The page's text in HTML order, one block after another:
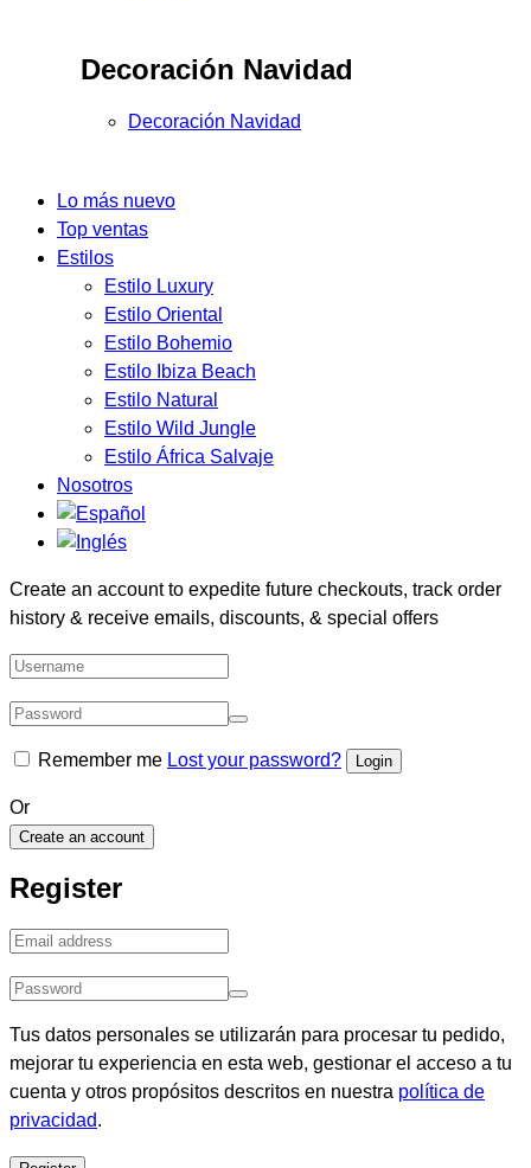
Decoración Navidad
Decoración Navidad
Lo más nuevo
Top ventas
Estilos
Estilo Luxury
Estilo Oriental
Estilo Bohemio
Estilo Ibiza Beach
Estilo Natural
Estilo Wild Jungle
Estilo África Salvaje
Nosotros
Create an account to expedite future checkouts, track order
history & receive emails, discounts, & special offers
Remember me Lost your password?
Or
Create an account
Register
Tus datos personales se utilizarán para procesar tu pedido,
mejorar tu experiencia en esta web, gestionar el acceso a tu
cuenta y otros propósitos descritos en nuestra política de
privacidad.